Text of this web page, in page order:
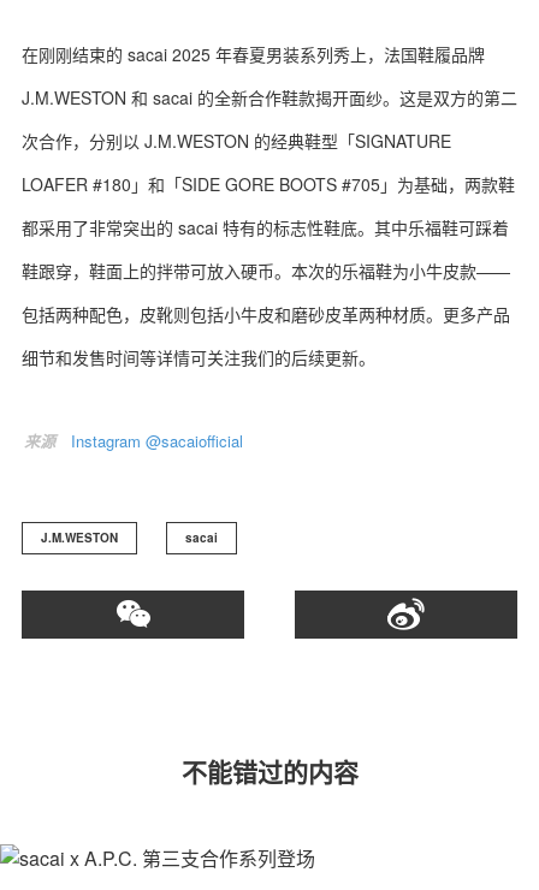
在刚刚结束的 sacai 2025 年春夏男装系列秀上，法国鞋履品牌
J.M.WESTON 和 sacai 的全新合作鞋款揭开面纱。这是双方的第二
次合作，分别以 J.M.WESTON 的经典鞋型「SIGNATURE
LOAFER #180」和「SIDE GORE BOOTS #705」为基础，两款鞋
都采用了非常突出的 sacai 特有的标志性鞋底。其中乐福鞋可踩着
鞋跟穿，鞋面上的拌带可放入硬币。本次的乐福鞋为小牛皮款——
包括两种配色，皮靴则包括小牛皮和磨砂皮革两种材质。更多产品
细节和发售时间等详情可关注我们的后续更新。
来源 Instagram @sacaiofficial
J.M.WESTON sacai
不能错过的内容